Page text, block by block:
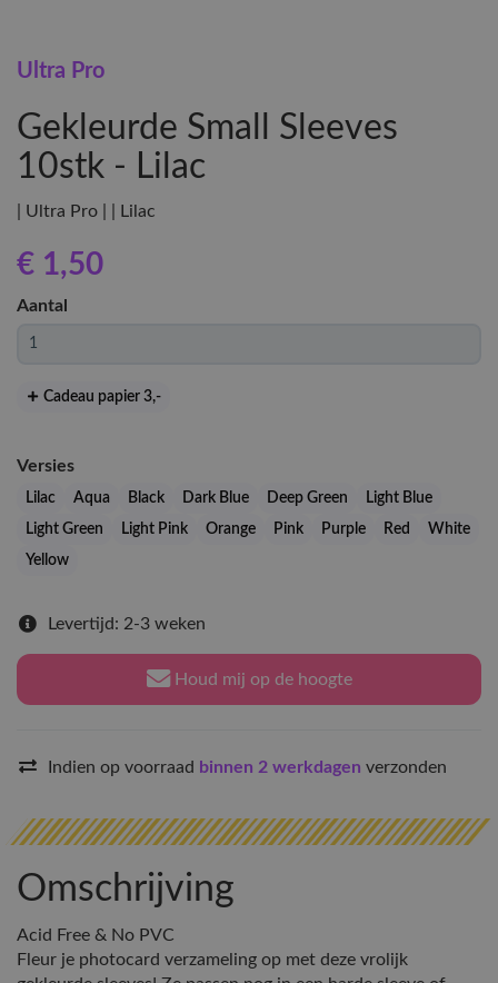
Ultra Pro
Gekleurde Small Sleeves
10stk - Lilac
| Ultra Pro | | Lilac
€ 1,50
Aantal
Cadeau papier 3,-
Versies
Lilac Aqua Black Dark Blue Deep Green
Light Blue
Light Green
Light Pink Orange Pink Purple Red
White
Yellow
Levertijd: 2-3 weken
Houd mij op de hoogte
Indien op voorraad binnen 2 werkdagen verzonden
Omschrijving
Acid Free & No PVC
Fleur je photocard verzameling op met deze vrolijk